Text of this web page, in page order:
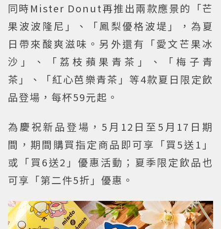
同時Mister Donut再推出兩款應景的「芒
果波波隆尼」、「鳳梨優格波堤」，為夏
日帶來酸爽滋味。另外還有「愛文芒果冰
沙」、「荔枝蘋果青茶」、「梅子青
茶」、「紅心芭樂青茶」等4款夏日限定飲
品登場，每杯59元起。
為慶祝新品登場，5月12日至5月17日期
間，期間購買指定商品即可享「買5送1」
或「買6送2」優惠活動；夏季限定飲品也
可享「第二件5折」優惠。